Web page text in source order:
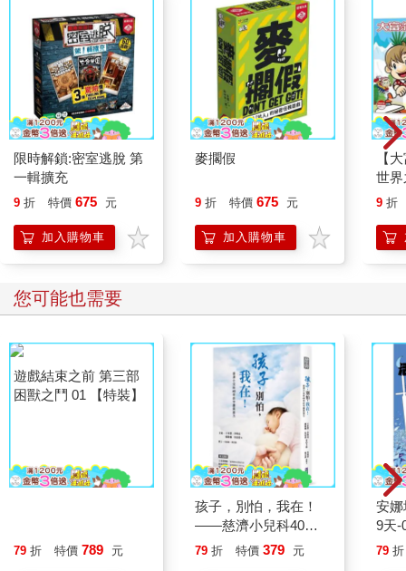
限時解鎖:密室逃脫 第
一輯擴充
9 折 特價 675 元
加入購物車
麥擱假
9 折 特價 675 元
加入購物車
【
世
9 折
您可能也需要
79 折 特價 789 元
孩子，別怕，我在！
——慈濟小兒科40年
的守護與接力
79 折 特價 379 元
安
9天-
79 折